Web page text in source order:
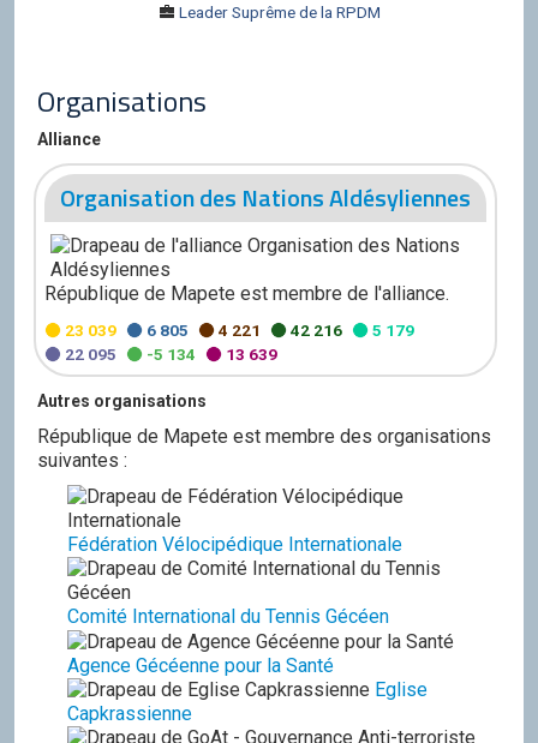
Leader Suprême de la RPDM
Organisations
Alliance
Organisation des Nations Aldésyliennes
République de Mapete est membre de l'alliance.
23 039 6 805 4 221 42 216
5 179
22 095
-5 134 13 639
Autres organisations
République de Mapete est membre des organisations
suivantes :
Fédération Vélocipédique Internationale
Comité International du Tennis Gécéen
Agence Gécéenne pour la Santé
Eglise
Capkrassienne